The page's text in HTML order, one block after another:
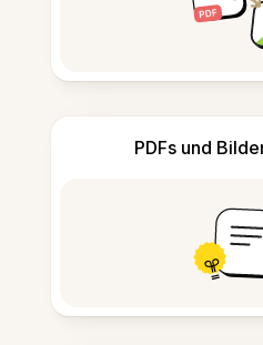
PDFs und